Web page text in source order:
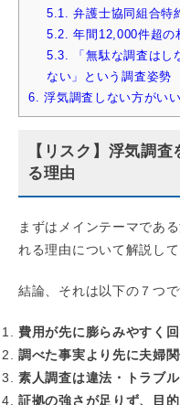
5.1.
弁護士協同組合特
5.2.
年間12,000件超の
5.3.
「無駄な調査はし
ない」という調査姿勢
6.
浮気調査しない方がい
【リスク】浮気調
る理由
まずはメインテーマであ
れる理由について解説して
結論、それは以下の７つで
費用が先に膨らみやすく
調べた事実より先に夫婦
素人調査は違法・トラブ
証拠の強さが足りず、目